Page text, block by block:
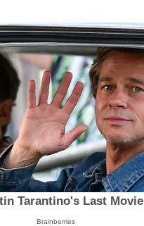
Tarantino's Last Movie
Brainberries